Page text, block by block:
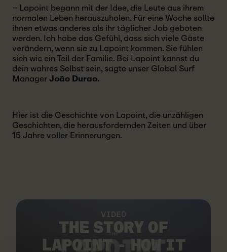
– Lapoint begann mit der Idee, die Leute aus ihrem
normalen Leben herauszuholen. Für eine Woche sollte
ihnen etwas anderes als ihr täglicher Job geboten
werden. Ich habe das Gefühl, dass sich viele Gäste
verändern, wenn sie zu Lapoint kommen. Sie fühlen
sich wie ein Teil der Familie. Bei Lapoint kannst du
dein wahres Selbst sein, sagte unser Global Surf
ManagerJoão Durao.
Hier ist die Geschichte von Lapoint, die unzähligen
Geschichten, die herausfordernden Zeiten und über
15 Jahre voller Erinnerungen.
VIDEO
THE STORY OF
LAPOINT - HOW IT